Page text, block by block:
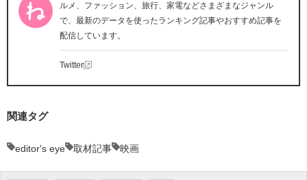
ルメ、ファッション、旅行、家電などさまざまなジャンル
で、最新のデータを使ったランキング記事やおすすめ記事を
配信しています。
Twitter
関連タグ
editor's eye 取材記事 映画